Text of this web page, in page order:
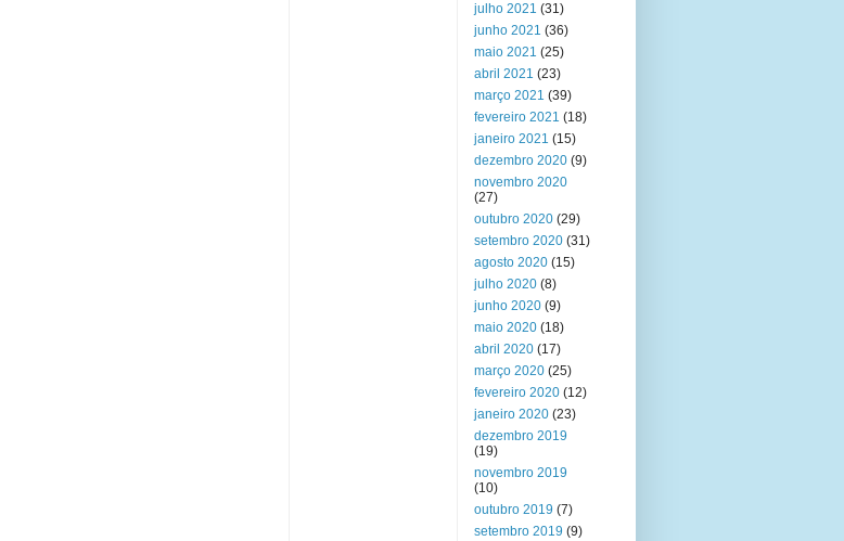
julho 2021 (31)
junho 2021 (36)
maio 2021 (25)
abril 2021 (23)
março 2021 (39)
fevereiro 2021 (18)
janeiro 2021 (15)
dezembro 2020 (9)
novembro 2020
(27)
outubro 2020 (29)
setembro 2020 (31)
agosto 2020 (15)
julho 2020 (8)
junho 2020 (9)
maio 2020 (18)
abril 2020 (17)
março 2020 (25)
fevereiro 2020 (12)
janeiro 2020 (23)
dezembro 2019
(19)
novembro 2019
(10)
outubro 2019 (7)
setembro 2019 (9)